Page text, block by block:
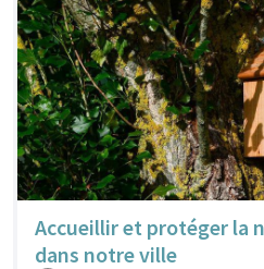
Accueillir et protéger la
dans notre ville